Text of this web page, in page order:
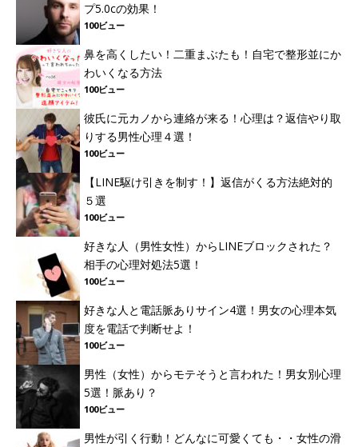
プ5.0cの効果！
100ビュー
鼻を高くしたい！二重まぶたも！自宅で整形並にか
わいくなる方法
100ビュー
彼氏に元カノから連絡が来る！心理は？返信やり取
りする男性心理４選！
100ビュー
【LINE駆け引きを制す！】返信がくる方法絶対的
５選
100ビュー
好きな人（男性女性）からLINEブロックされた？
相手の心理対処法5選！
100ビュー
好きな人と電話脈ありサイン4選！男女の心理本気
度を電話で判断せよ！
100ビュー
男性（女性）からモテそうと言われた！男女別心理
5選！脈あり？
100ビュー
男性が引く行動！どんなに可愛くても・・女性の滑